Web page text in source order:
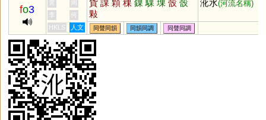
fo3
黃 周 貨 課 顆 稞 錁 騍 堁 嗀 嗀
敤
沎水(河流名稱)
李
何
HKLS
人文 同聲同韻 同韻同調 同聲同調